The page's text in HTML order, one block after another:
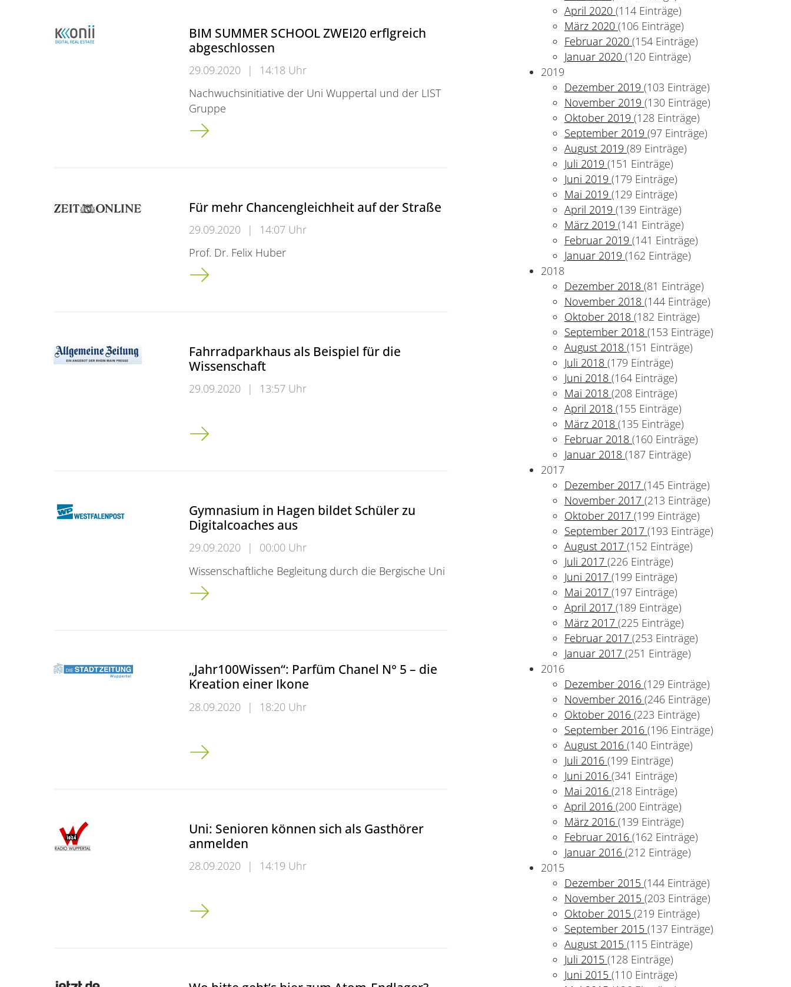
BIM SUMMER SCHOOL ZWEI20 erflgreich
abgeschlossen
29.09.2020 |
14:18 Uhr
Nachwuchsinitiative der Uni Wuppertal und der LIST
Gruppe
BIM SUMMER SCHOOL ZWEI20 erflgreich abgeschlossen
Für mehr Chancengleichheit auf der Straße
29.09.2020 |
14:07 Uhr
Prof. Dr. Felix Huber
Für mehr Chancengleichheit auf der Straße
Fahrradparkhaus als Beispiel für die
Wissenschaft
29.09.2020 | 13:57 Uhr
Fahrradparkhaus als Beispiel für die Wissenschaft
Gymnasium in Hagen bildet Schüler zu
Digitalcoaches aus
29.09.2020 |
00:00 Uhr
Wissenschaftliche Begleitung durch die Bergische Uni
Gymnasium in Hagen bildet Schüler zu Digitalcoaches aus
„Jahr100Wissen“: Parfüm Chanel N° 5 – die
Kreation einer Ikone
28.09.2020 | 18:20 Uhr
„Jahr100Wissen“: Parfüm Chanel N° 5 – die Kreation einer Ikone
Uni: Senioren können sich als Gasthörer
anmelden
28.09.2020 | 14:19 Uhr
Uni: Senioren können sich als Gasthörer anmelden
April 2020(114 Einträge)
März 2020(106 Einträge)
Februar 2020(154 Einträge)
Januar 2020(120 Einträge)
2019
Dezember 2019(103 Einträge)
November 2019(130 Einträge)
Oktober 2019(128 Einträge)
September 2019(97 Einträge)
August 2019(89 Einträge)
Juli 2019(151 Einträge)
Juni 2019(179 Einträge)
Mai 2019(129 Einträge)
April 2019(139 Einträge)
März 2019(141 Einträge)
Februar 2019(141 Einträge)
Januar 2019(162 Einträge)
2018
Dezember 2018(81 Einträge)
November 2018(144 Einträge)
Oktober 2018(182 Einträge)
September 2018(153 Einträge)
August 2018(151 Einträge)
Juli 2018(179 Einträge)
Juni 2018(164 Einträge)
Mai 2018(208 Einträge)
April 2018(155 Einträge)
März 2018(135 Einträge)
Februar 2018(160 Einträge)
Januar 2018(187 Einträge)
2017
Dezember 2017(145 Einträge)
November 2017(213 Einträge)
Oktober 2017(199 Einträge)
September 2017(193 Einträge)
August 2017(152 Einträge)
Juli 2017(226 Einträge)
Juni 2017(199 Einträge)
Mai 2017(197 Einträge)
April 2017(189 Einträge)
März 2017(225 Einträge)
Februar 2017(253 Einträge)
Januar 2017(251 Einträge)
2016
Dezember 2016(129 Einträge)
November 2016(246 Einträge)
Oktober 2016(223 Einträge)
September 2016(196 Einträge)
August 2016(140 Einträge)
Juli 2016(199 Einträge)
Juni 2016(341 Einträge)
Mai 2016(218 Einträge)
April 2016(200 Einträge)
März 2016(139 Einträge)
Februar 2016(162 Einträge)
Januar 2016(212 Einträge)
2015
Dezember 2015(144 Einträge)
November 2015(203 Einträge)
Oktober 2015(219 Einträge)
September 2015(137 Einträge)
August 2015(115 Einträge)
Juli 2015(128 Einträge)
Juni 2015(110 Einträge)